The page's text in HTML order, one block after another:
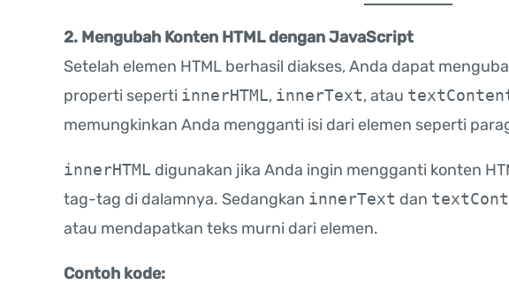
2. Mengubah Konten HTML dengan JavaScript
Setelah elemen HTML berhasil diakses, Anda dapat
properti seperti innerHTML, innerText, atau
memungkinkan Anda mengganti isi dari elemen seperti
innerHTML digunakan jika Anda ingin mengganti konten
tag-tag di dalamnya. Sedangkan innerText dan
atau mendapatkan teks murni dari elemen.
Contoh kode: